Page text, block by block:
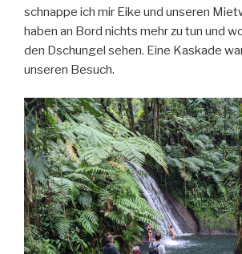
schnappe ich mir Eike und unseren
haben an Bord nichts mehr zu tun und
den Dschungel sehen. Eine Kaskade
unseren Besuch.